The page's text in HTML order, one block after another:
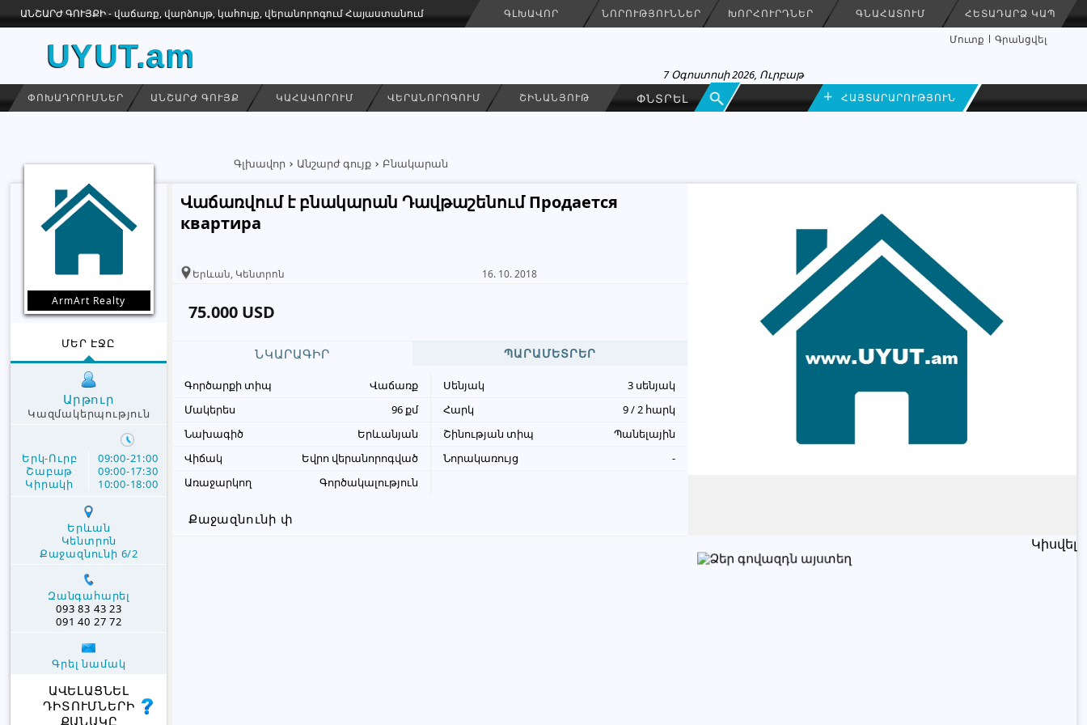
ԱՆՇԱՐԺ ԳՈՒՅՔԻ - վաճառք, վարձույթ, կահույք, վերանորոգում Հայաստանում ԳԼԽԱՎՈՐ ՆՈՐՈՒԹՅՈՒՆՆԵՐ ԽՈՐՀՈՒՐԴՆԵՐ ԳՆԱՀԱՏՈՒՄ ՀԵՏԱԴԱՐՁ ԿԱՊ
UYUT.am Մուտք Գրանցվել
7 Օգոստոսի 2026, Ուրբաթ
ՓՈԽԱԴՐՈՒՄՆԵՐ ԱՆՇԱՐԺ ԳՈՒՅՔ ԿԱՀԱՎՈՐՈՒՄ ՎԵՐԱՆՈՐՈԳՈՒՄ ՇԻՆԱՆՅՈՒԹ + ՀԱՅՏԱՐԱՐՈՒԹՅՈՒՆ
Գլխավոր Անշարժ գույք Բնակարան
Կիսվել
Վաճառվում է բնակարան Դավթաշենում Продается
квартира
Երևան, Կենտրոն 16. 10. 2018
75.000 USD
ՆԿԱՐԱԳԻՐ ՊԱՐԱՄԵՏՐԵՐ
Գործարքի տիպ Վաճառք Սենյակ
3 սենյակ
Մակերես
96 քմ Հարկ
9 / 2 հարկ
Նախագիծ
Երևանյան Շինության տիպ
Պանելային
Վիճակ
Եվրո վերանորոգված Նորակառույց
-
Առաջարկող
Գործակալություն
Քաջազնունի փ
ArmArt Realty
ՄԵՐ ԷՋԸ
Արթուր
Կազմակերպություն
Երկ-Ուրբ
Շաբաթ
Կիրակի
09:00-21:00
09:00-17:30
10:00-18:00
Երևան
Կենտրոն
Քաջազնունի 6/2
Զանգահարել
093 83 43 23
091 40 27 72
Գրել նամակ
ԱՎԵԼԱՑՆԵԼ
ԴԻՏՈՒՄՆԵՐԻ
ՔԱՆԱԿԸ
Արթուր
091 40 27 72
+374 93 83 43 23
ԳՐԵԼ ՆԱՄԱԿ